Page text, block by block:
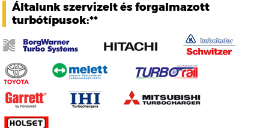
Általunk szervizelt és forgalmazott
turbótípusok:**